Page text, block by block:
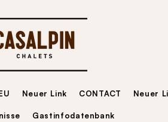
Neuer Link CONTACT Neuer
Gastinfodatenbank